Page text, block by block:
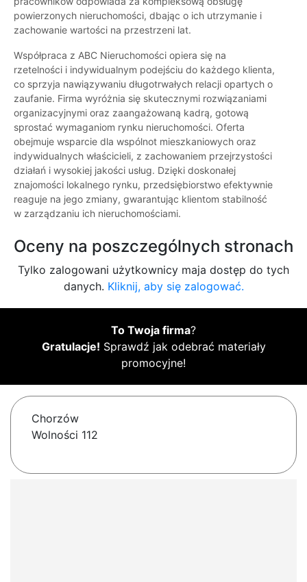
powierzonych nieruchomości, dbając o ich utrzymanie i
zachowanie wartości na przestrzeni lat.
Współpraca z ABC Nieruchomości opiera się na
rzetelności i indywidualnym podejściu do każdego klienta,
co sprzyja nawiązywaniu długotrwałych relacji opartych o
zaufanie. Firma wyróżnia się skutecznymi rozwiązaniami
organizacyjnymi oraz zaangażowaną kadrą, gotową
sprostać wymaganiom rynku nieruchomości. Oferta
obejmuje wsparcie dla wspólnot mieszkaniowych oraz
indywidualnych właścicieli, z zachowaniem przejrzystości
działań i wysokiej jakości usług. Dzięki doskonałej
znajomości lokalnego rynku, przedsiębiorstwo efektywnie
reaguje na jego zmiany, gwarantując klientom stabilność
w zarządzaniu ich nieruchomościami.
Oceny na poszczególnych stronach
Tylko zalogowani użytkownicy maja dostęp do tych
danych. Kliknij, aby się zalogować.
To Twoja firma?
Gratulacje! Sprawdź jak odebrać materiały
promocyjne!
Chorzów
Wolności 112